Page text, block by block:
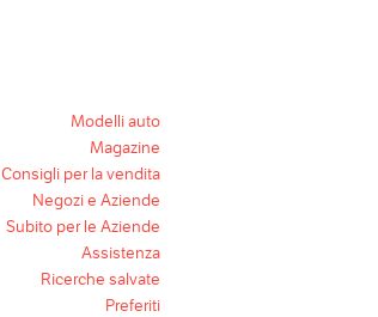
Modelli auto
Magazine
Consigli per la vendita
Negozi e Aziende
Subito per le Aziende
Assistenza
Ricerche salvate
Preferiti